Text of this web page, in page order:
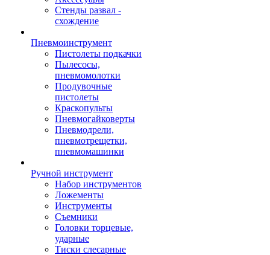
Стенды развал -
схождение
Пневмоинструмент
Пистолеты подкачки
Пылесосы,
пневмомолотки
Продувочные
пистолеты
Краскопульты
Пневмогайковерты
Пневмодрели,
пневмотрещетки,
пневмомашинки
Ручной инструмент
Набор инструментов
Ложементы
Инструменты
Съемники
Головки торцевые,
ударные
Тиски слесарные